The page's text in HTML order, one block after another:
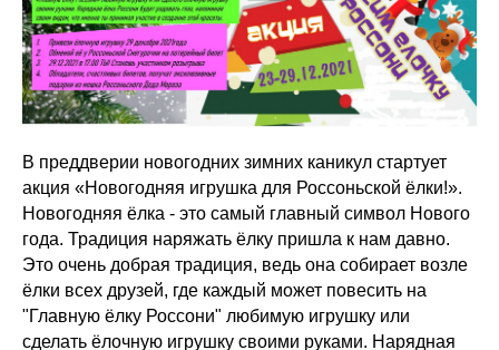
В преддверии новогодних зимних каникул стартует
акция «Новогодняя игрушка для Россоньской ёлки!».
Новогодняя ёлка - это самый главный символ Нового
года. Традиция наряжать ёлку пришла к нам давно.
Это очень добрая традиция, ведь она собирает возле
ёлки всех друзей, где каждый может повесить на
"Главную ёлку Россони" любимую игрушку или
сделать ёлочную игрушку своими руками. Нарядная